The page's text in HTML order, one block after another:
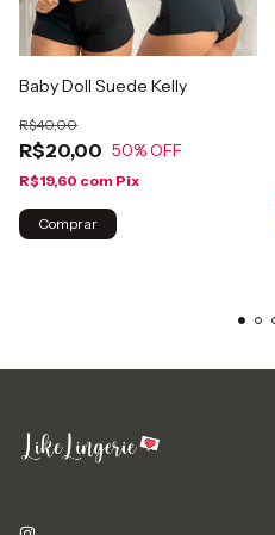
Baby Doll Suede Kelly
R$20,00
R$40,00
50% OFF
R$19,60 com Pix
Comprar